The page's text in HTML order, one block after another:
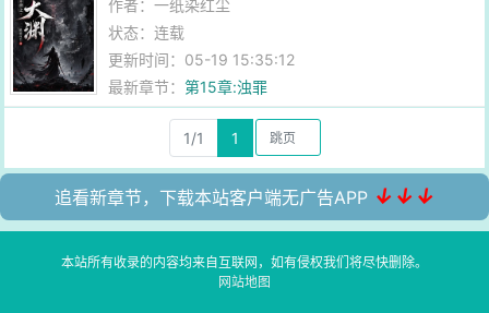
作者：一纸染红尘
状态：连载
更新时间：05-19 15:35:12
最新章节：第15章:浊罪
1/1 1
追看新章节，下载本站客户端无广告APP ↓↓↓
本站所有收录的内容均来自互联网，如有侵权我们将尽快删除。
网站地图